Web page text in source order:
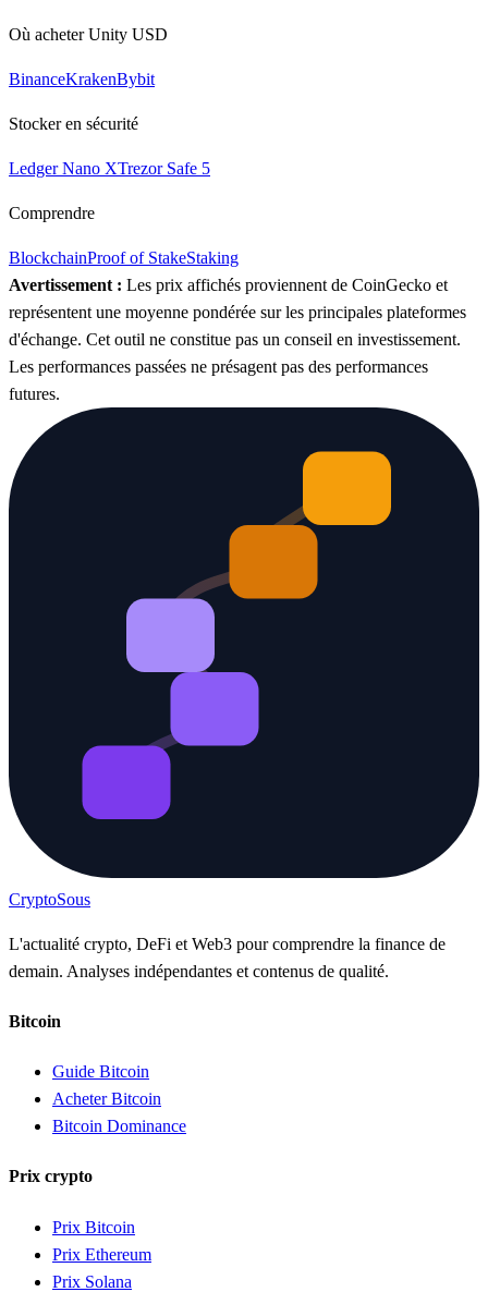
Où acheter Unity USD
BinanceKrakenBybit
Stocker en sécurité
Ledger Nano XTrezor Safe 5
Comprendre
BlockchainProof of StakeStaking
Avertissement : Les prix affichés proviennent de CoinGecko et
représentent une moyenne pondérée sur les principales plateformes
d'échange. Cet outil ne constitue pas un conseil en investissement.
Les performances passées ne présagent pas des performances
futures.
CryptoSous
L'actualité crypto, DeFi et Web3 pour comprendre la finance de
demain. Analyses indépendantes et contenus de qualité.
Bitcoin
Guide Bitcoin
Acheter Bitcoin
Bitcoin Dominance
Prix crypto
Prix Bitcoin
Prix Ethereum
Prix Solana